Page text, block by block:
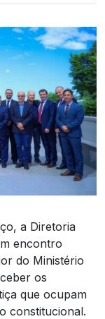
a Diretoria
encontro
do Ministério
os
que ocupam
constitucional.